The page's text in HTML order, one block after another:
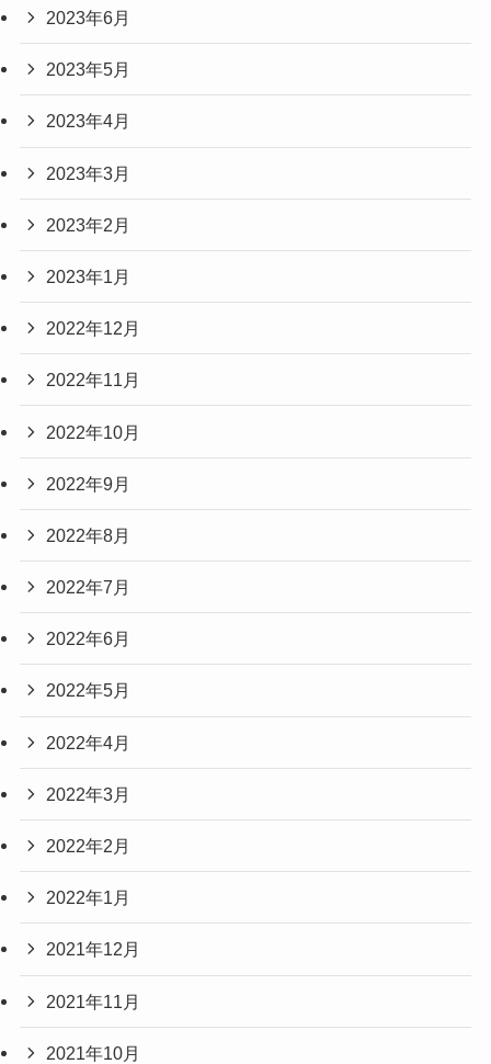
2023年6月
2023年5月
2023年4月
2023年3月
2023年2月
2023年1月
2022年12月
2022年11月
2022年10月
2022年9月
2022年8月
2022年7月
2022年6月
2022年5月
2022年4月
2022年3月
2022年2月
2022年1月
2021年12月
2021年11月
2021年10月